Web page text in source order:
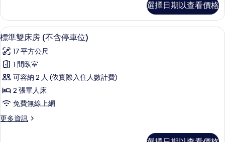
停
車
位)
的
所
有
相
片
雙
人
房
含
停
車
位)
的
詳
情
選擇日期以查看價格
顯
示
標
準
雙
床
(不
1 間臥室、羽絨被、書桌、遮光布/窗簾
5
標準雙床房 (不含停車位)
17 平方公尺
1 間臥室
可容納 2 人 (依實際入住人數計費)
2 張單人床
免費無線上網
更多資訊
更